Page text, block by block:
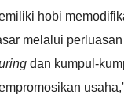
hobi
melalui
dan kumpul-